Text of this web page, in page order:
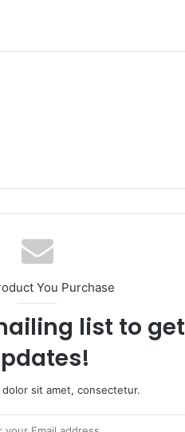
You Purchase
list to
dolor sit amet, consectetur.